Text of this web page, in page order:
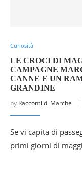
Curiosità
LE CROCI DI
CAMPAGNE
CANNE E UN
GRANDINE
by Racconti di Marche
Se vi capita di
primi giorni di